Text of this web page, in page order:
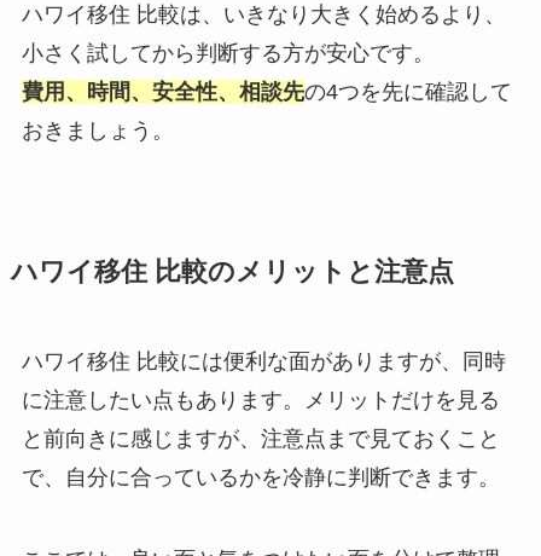
ハワイ移住 比較は、いきなり大きく始めるより、
小さく試してから判断する方が安心です。
費用、時間、安全性、相談先の4つを先に確認して
おきましょう。
ハワイ移住 比較のメリットと注意点
ハワイ移住 比較には便利な面がありますが、同時
に注意したい点もあります。メリットだけを見る
と前向きに感じますが、注意点まで見ておくこと
で、自分に合っているかを冷静に判断できます。